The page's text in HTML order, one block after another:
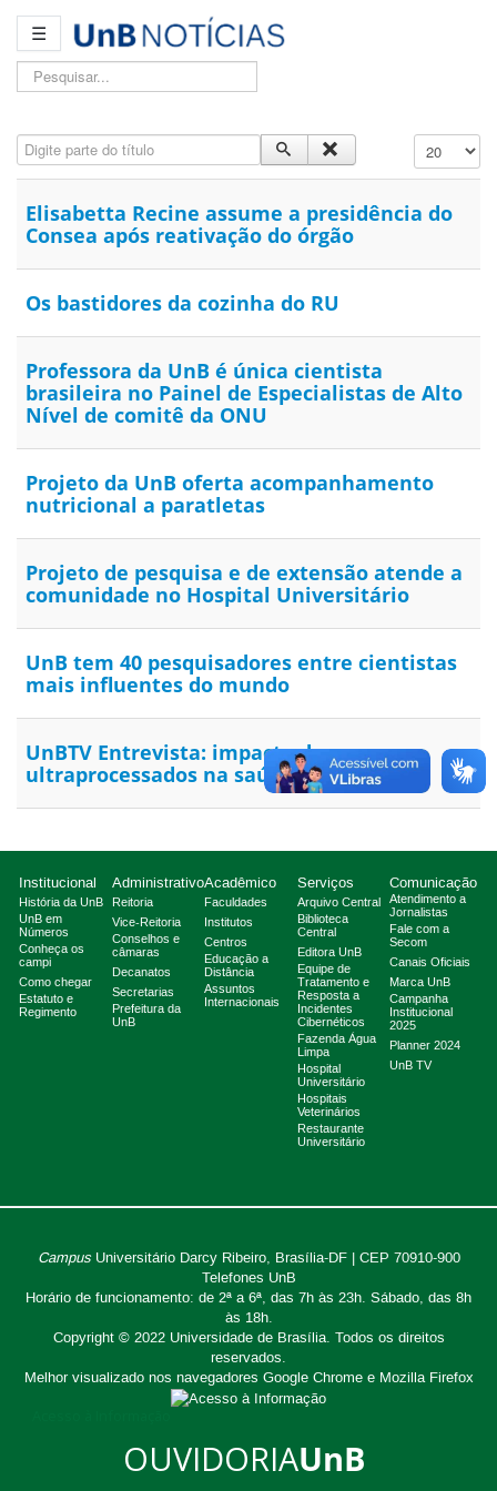
☰
Pesquisar...
Digite parte do título Exibir #
Elisabetta Recine assume a presidência do
Consea após reativação do órgão
Os bastidores da cozinha do RU
Professora da UnB é única cientista
brasileira no Painel de Especialistas de Alto
Nível de comitê da ONU
Projeto da UnB oferta acompanhamento
nutricional a paratletas
Projeto de pesquisa e de extensão atende a
comunidade no Hospital Universitário
UnB tem 40 pesquisadores entre cientistas
mais influentes do mundo
UnBTV Entrevista: impacto dos
ultraprocessados na saúde pública
Institucional
História da UnB
UnB em
Números
Conheça os
campi
Como chegar
Estatuto e
Regimento
Administrativo
Reitoria
Vice-Reitoria
Conselhos e
câmaras
Decanatos
Secretarias
Prefeitura da
UnB
Acadêmico
Faculdades
Institutos
Centros
Educação a
Distância
Assuntos
Internacionais
Serviços
Arquivo Central
Biblioteca
Central
Editora UnB
Equipe de
Tratamento e
Resposta a
Incidentes
Cibernéticos
Fazenda Água
Limpa
Hospital
Universitário
Hospitais
Veterinários
Restaurante
Universitário
Comunicação
Atendimento a
Jornalistas
Fale com a
Secom
Canais Oficiais
Marca UnB
Campanha
Institucional
2025
Planner 2024
UnB TV
CampusUniversitário Darcy Ribeiro, Brasília-DF | CEP 70910-900
Telefones UnB
Horário de funcionamento: de 2ª a 6ª, das 7h às 23h. Sábado, das 8h
às 18h.
Copyright © 2022 Universidade de Brasília. Todos os direitos
reservados.
Melhor visualizado nos navegadores Google Chrome e Mozilla Firefox
OUVIDORIAUnB